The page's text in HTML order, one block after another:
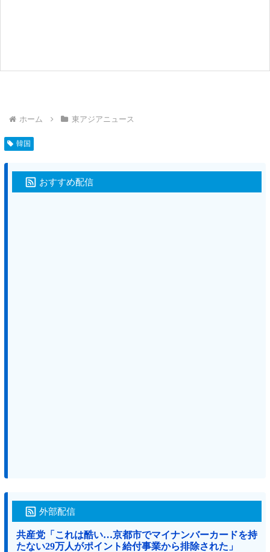
ホーム 東アジアニュース
韓国
おすすめ配信
外部配信
共産党「これは酷い…京都市でマイナンバーカードを持
たない29万人がポイント給付事業から排除された」